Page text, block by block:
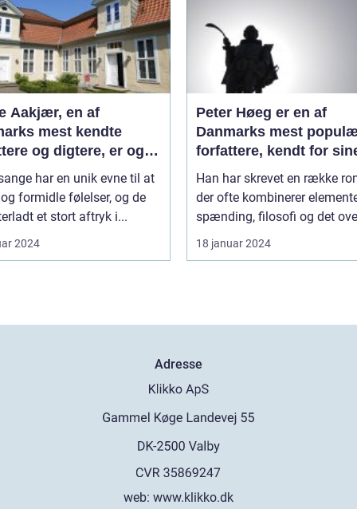
Aakjær, en af
mest kendte
og digtere, er også
for sine smukke
har en unik evne til at
formidle følelser, og de
et stort aftryk i...
2024
Peter Høeg er en af
Danmarks mest
forfattere, kendt for
spændende og
tankevækkende bøger
Han har skrevet en række
der ofte kombinerer
spænding, filosofi og det
18 januar 2024
Adresse
web: www.klikko.dk